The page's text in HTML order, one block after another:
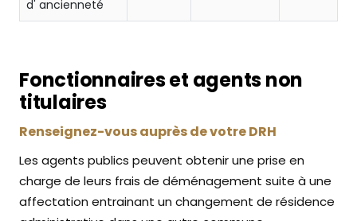
d' ancienneté
Fonctionnaires et agents non
titulaires
Renseignez-vous auprès de votre DRH
Les agents publics peuvent obtenir une prise en
charge de leurs frais de déménagement suite à une
affectation entrainant un changement de résidence